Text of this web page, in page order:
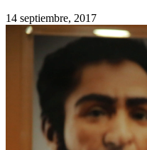
14 septiembre, 2017